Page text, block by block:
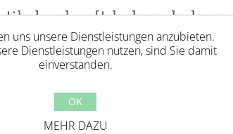
gekauft haben, haben
uns unsere Dienstleistungen anzubieten.
Dienstleistungen nutzen, sind Sie damit
einverstanden.
OK
MEHR DAZU